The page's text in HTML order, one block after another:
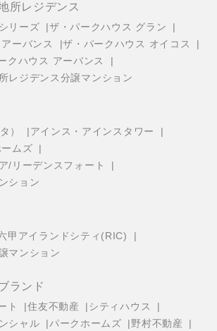
所レジデンス
リーズ
ザ・パークハウス グラン
ーバンス
ザ・パークハウス オイコス
クハウス アーバンス
レジデンス分譲マンション
）
アインス・アインスタワー
ムズ
/リーデンスフォート
ション
甲アイランドシティ(RIC)
マンション
ランド
ト 住友不動産
シティハウス
シャル
パークホームズ
野村不動産